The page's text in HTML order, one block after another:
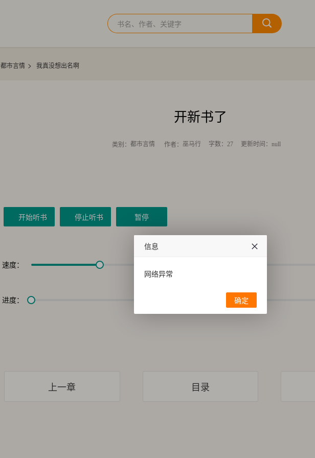
都市言情 > 我真没想出名啊
开新书了
类别：都市言情 作者：巫马行 字数：27 更新时间：null
开始听书 停止听书 暂停
速度：
进度：
上一章 目录
信息
网络异常
确定